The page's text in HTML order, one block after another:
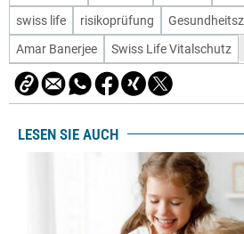
swiss life
risikoprüfung
Amar Banerjee
Swiss Life Vitalschutz
LESEN SIE AUCH